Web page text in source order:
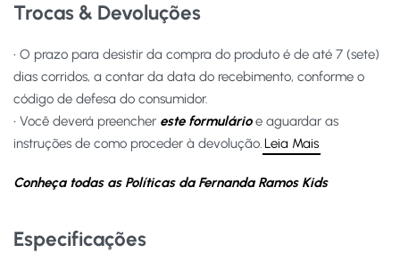
Trocas & Devoluções
• O prazo para desistir da compra do produto é de até 7 (sete)
dias corridos, a contar da data do recebimento, conforme o
código de defesa do consumidor.
• Você deverá preencher este formulárioe aguardar as
instruções de como proceder à devolução.Leia Mais
Conheça todas as Políticas da Fernanda Ramos Kids
Especificações